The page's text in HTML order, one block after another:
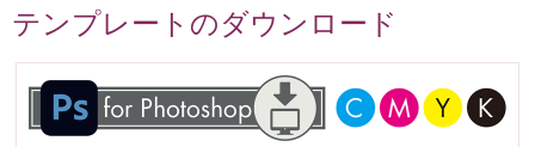
テンプレートのダウンロード